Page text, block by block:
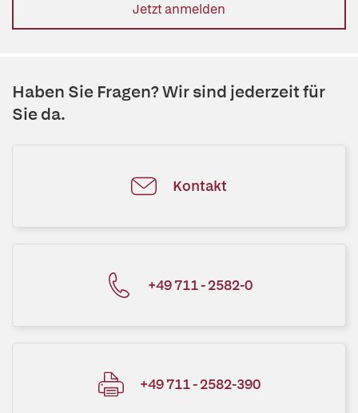
Jetzt anmelden
Haben Sie Fragen? Wir sind jederzeit für
Sie da.
Kontakt
+49 711 - 2582-0
+49 711 - 2582-390